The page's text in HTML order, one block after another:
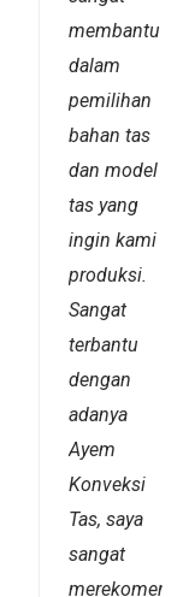
membantu
dalam
pemilihan
bahan tas
dan model
tas yang
ingin kami
produksi.
Sangat
terbantu
dengan
adanya
Ayem
Konveksi
Tas, saya
sangat